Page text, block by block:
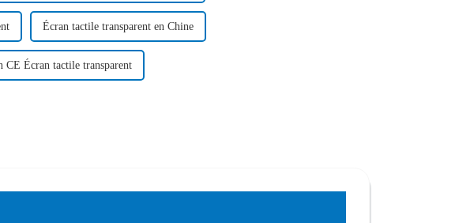
Écran tactile transparent en Chine
CE Écran tactile transparent